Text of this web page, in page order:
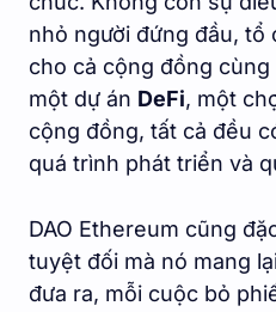
nhỏ người đứng đầu, tổ
cho cả cộng đồng
một dự án DeFi, một
cộng đồng, tất cả đều
quá trình phát triển và
DAO Ethereum cũng
tuyệt đối mà nó mang
đưa ra, mỗi cuộc bỏ